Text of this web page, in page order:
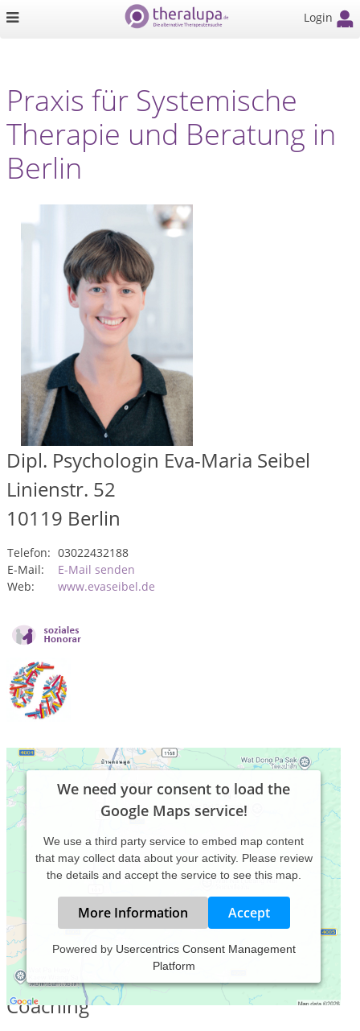
Login
Praxis für Systemische
Therapie und Beratung in
Berlin
Dipl. Psychologin Eva-Maria Seibel
Linienstr. 52
10119 Berlin
Telefon: 03022432188
E-Mail:
E-Mail senden
Web:
www.evaseibel.de
We need your consent to load the
Google Maps service!
We use a third party service to embed map content
that may collect data about your activity. Please review
the details and accept the service to see this map.
More Information Accept
Powered by Usercentrics Consent Management
Platform
Systemische Therapie, Beratung und
Coaching